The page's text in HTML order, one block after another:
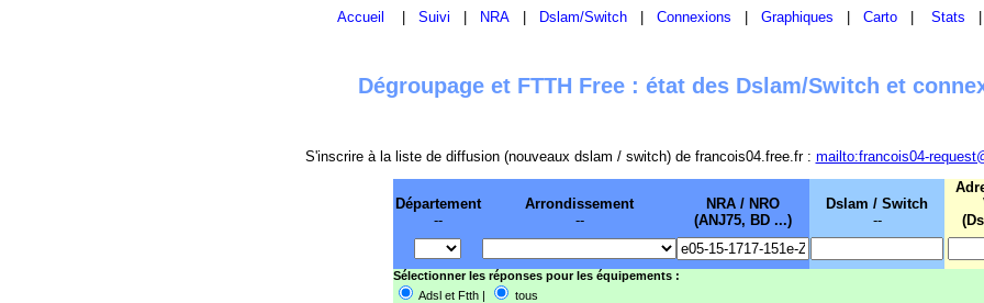
Accueil Suivi NRA Dslam/Switch Connexions Graphiques Carto Stats
Dégroupage et FTTH Free : état des Dslam/Switch et
S'inscrire à la liste de diffusion (nouveaux dslam / switch) de francois04.free.fr : mailto:francois04-
Département
--
Arrondissement
--
NRA / NRO
(ANJ75, BD ...)
Dslam / Switch
--
Sélectionner les réponses pour les équipements :
Adsl et Ftth |
tous